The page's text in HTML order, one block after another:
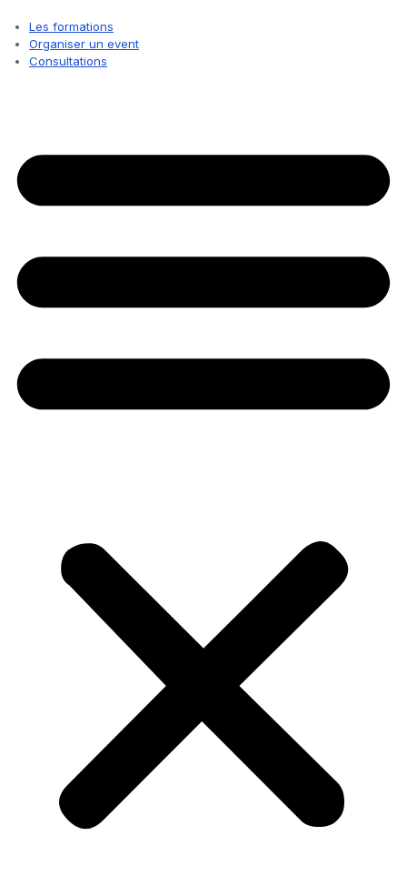
Les formations
Organiser un event
Consultations